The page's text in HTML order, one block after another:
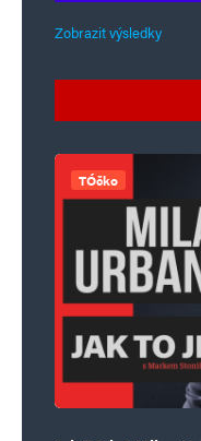
Zobrazit výsledky
TÓčko